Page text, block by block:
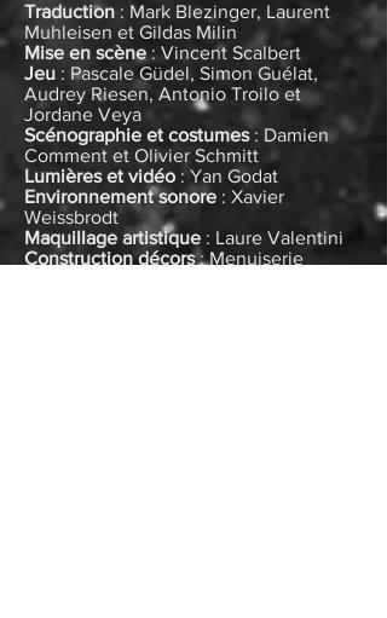
Traduction : Mark Blezinger, Laurent
Muhleisen et Gildas Milin
Mise en scène : Vincent Scalbert
Jeu : Pascale Güdel, Simon Guélat,
Audrey Riesen, Antonio Troilo et
Jordane Veya
Scénographie et costumes: Damien
Comment et Olivier Schmitt
Lumières et vidéo : Yan Godat
Environnement sonore : Xavier
Weissbrodt
Maquillage artistique : Laure Valentini
Construction décors: Menuiserie